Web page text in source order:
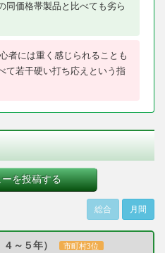
同価格帯製品と比べても劣ら
者には重く感じられることも
て若干硬い打ち応えという指
を投稿する
総合 月間
４～５年） 市町村3位